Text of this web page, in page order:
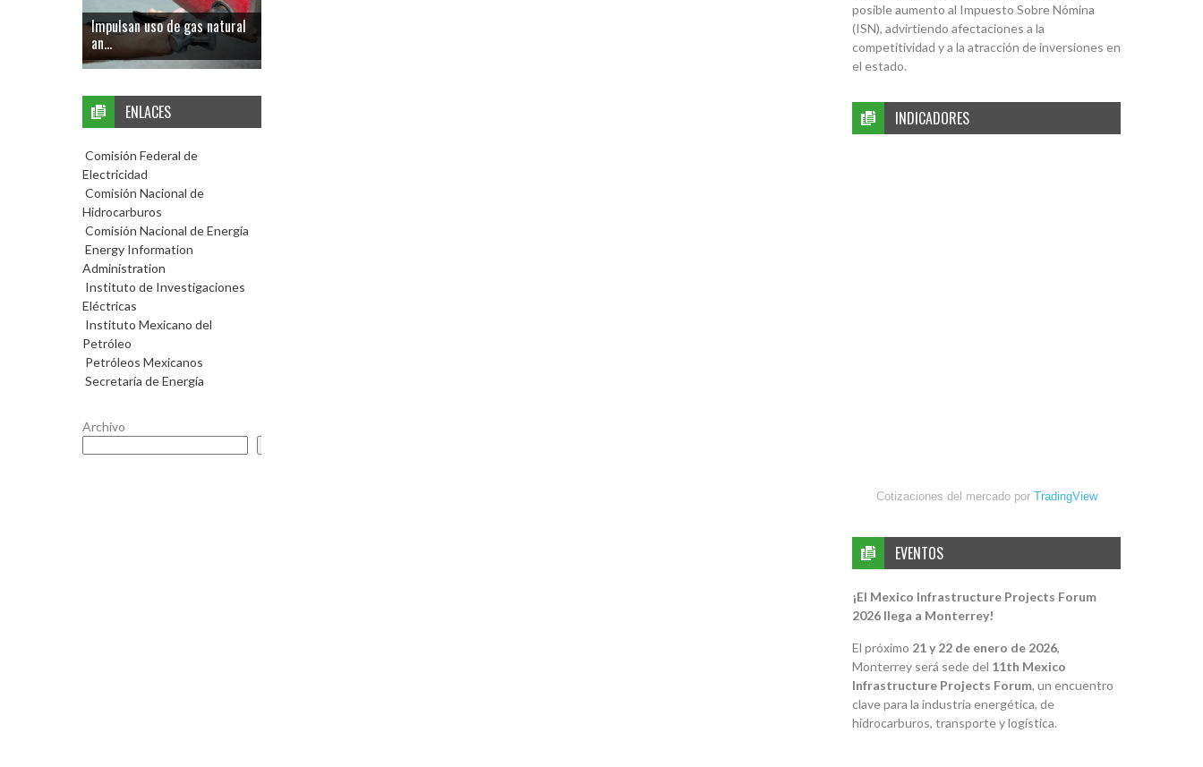
posible aumento al Impuesto Sobre Nómina
(ISN), advirtiendo afectaciones a la
competitividad y a la atracción de inversiones en
el estado.
INDICADORES
Cotizaciones del mercado por TradingView
EVENTOS
¡El Mexico Infrastructure Projects Forum
2026 llega a Monterrey!
El próximo 21 y 22 de enero de 2026,
Monterrey será sede del 11th Mexico
Infrastructure Projects Forum, un encuentro
clave para la industria energética, de
hidrocarburos, transporte y logística.
Impulsan uso de gas natural
an...
ENLACES
Comisión Federal de
Electricidad
Comisión Nacional de
Hidrocarburos
Comisión Nacional de Energía
Energy Information
Administration
Instituto de Investigaciones
Eléctricas
Instituto Mexicano del
Petróleo
Petróleos Mexicanos
Secretaría de Energía
Archivo